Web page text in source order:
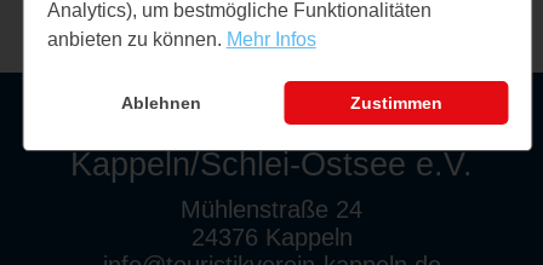
Touristikverein
Kappeln/Schlei-Ostsee e.V.
Mühlenstraße 24
24376 Kappeln
Analytics), um bestmögliche Funktionalitäten
anbieten zu können. Mehr Infos
Ablehnen Zustimmen